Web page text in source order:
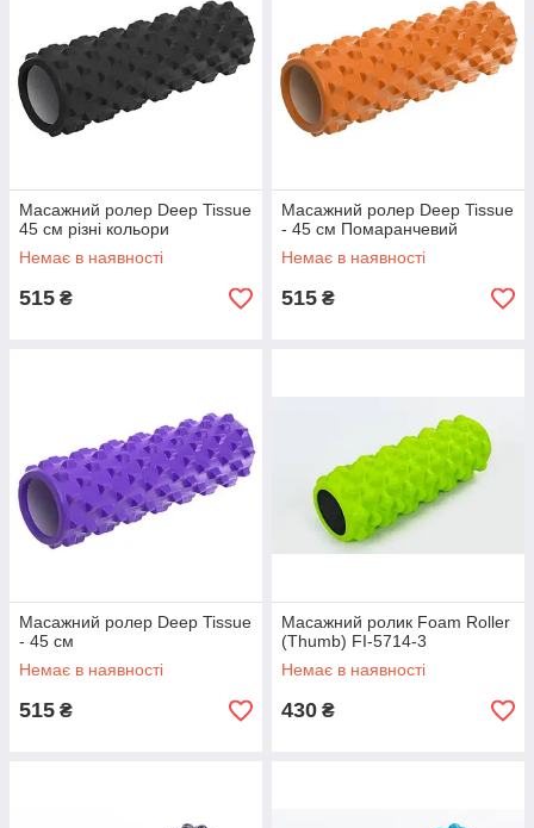
Масажний ролер Deep Tissue
45 см різні кольори
Немає в наявності
515 ₴
Масажний ролер Deep Tissue
- 45 см Помаранчевий
Немає в наявності
515 ₴
Масажний ролер Deep Tissue
- 45 см
Немає в наявності
515 ₴
Масажний ролик Foam Roller
(Thumb) FI-5714-3
Немає в наявності
430 ₴